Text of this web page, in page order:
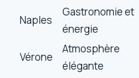
Naples
Gastronomie et
énergie
Vérone
Atmosphère
élégante